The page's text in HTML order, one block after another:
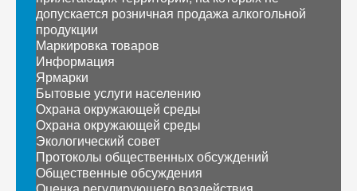
допускается розничная продажа алкогольной
продукции
Маркировка товаров
Информация
Ярмарки
Бытовые услуги населению
Охрана окружающей среды
Охрана окружающей среды
Экологический совет
Протоколы общественных обсуждений
Общественные обсуждения